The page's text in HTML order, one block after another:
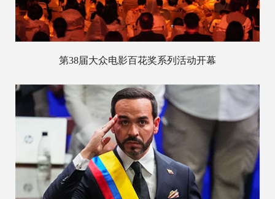
第38届大众电影百花奖系列活动开幕